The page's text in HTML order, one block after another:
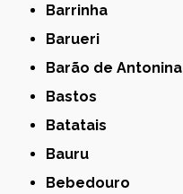
Barrinha
Barueri
Barão de Antonina
Bastos
Batatais
Bauru
Bebedouro